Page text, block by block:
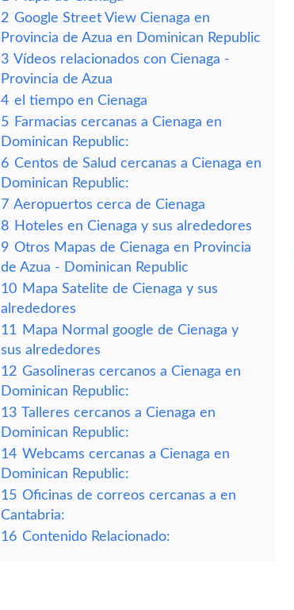
2 Google Street View Cienaga en
Provincia de Azua en Dominican Republic
3 Vídeos relacionados con Cienaga -
Provincia de Azua
4 el tiempo en Cienaga
5 Farmacias cercanas a Cienaga en
Dominican Republic:
6 Centos de Salud cercanas a Cienaga en
Dominican Republic:
7 Aeropuertos cerca de Cienaga
8 Hoteles en Cienaga y sus alrededores
9 Otros Mapas de Cienaga en Provincia
de Azua - Dominican Republic
10 Mapa Satelite de Cienaga y sus
alrededores
11
Mapa Normal google de Cienaga y
sus alrededores
12 Gasolineras cercanos a Cienaga en
Dominican Republic:
13 Talleres cercanos a Cienaga en
Dominican Republic:
14 Webcams cercanas a Cienaga en
Dominican Republic:
15 Oficinas de correos cercanas a en
Cantabria:
16 Contenido Relacionado: